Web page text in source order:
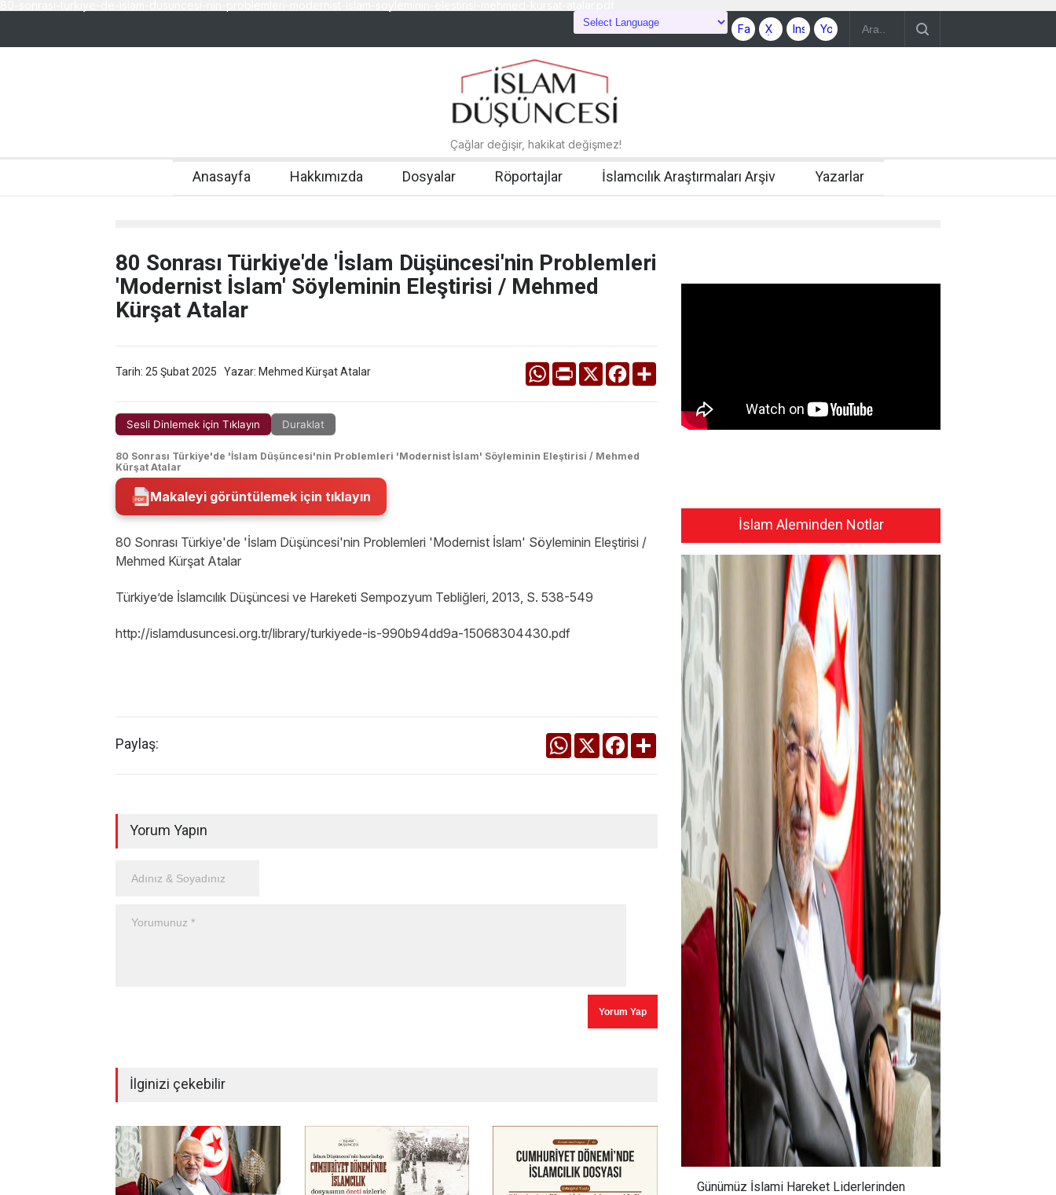
Çağlar değişir, hakikat değişmez!
Anasayfa Hakkımızda Dosyalar Röportajlar İslamcılık Araştırmaları Arşiv Yazarlar
80 Sonrası Türkiye'de 'İslam Düşüncesi'nin Problemleri
'Modernist İslam' Söyleminin Eleştirisi / Mehmed
Kürşat Atalar
Tarih: 25 Şubat 2025 Yazar: Mehmed Kürşat Atalar WhatsApp
Print X Facebook
Sesli Dinlemek için Tıklayın Duraklat
80 Sonrası Türkiye'de 'İslam Düşüncesi'nin Problemleri 'Modernist İslam' Söyleminin Eleştirisi / Mehmed
Kürşat Atalar
Makaleyi görüntülemek için tıklayın
80 Sonrası Türkiye'de 'İslam Düşüncesi'nin Problemleri 'Modernist İslam' Söyleminin Eleştirisi /
Mehmed Kürşat Atalar
Türkiye’de İslamcılık Düşüncesi ve Hareketi Sempozyum Tebliğleri, 2013, S. 538-549
http://islamdusuncesi.org.tr/library/turkiyede-is-990b94dd9a-15068304430.pdf
Paylaş: WhatsApp
X FacebookShare
Yorum Yapın
İlginizi çekebilir
İslam Aleminden Notlar
Günümüz İslami Hareket Liderlerinden